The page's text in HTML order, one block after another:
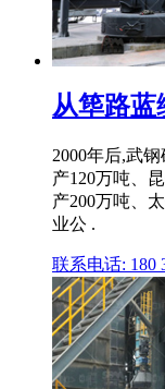
从筚路蓝
2000年后,武
产120万吨、
产200万吨、
业公 .
联系电话: 180